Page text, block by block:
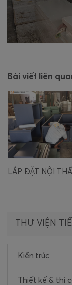
THƯ VIỆN
Kiến trúc
Thiết kế & thi
Bài viết liên
THIẾT KẾ PHÒNG